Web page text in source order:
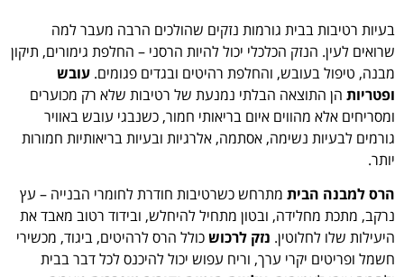
בעיות רטיבות בבית גורמות נזקים שהולכים הרבה מעבר למה
שרואים לעין. הנזק הכלכלי יכול להיות הרסני – החלפת גימורים, תיקון
מבנה, טיפול בעובש, והחלפת רהיטים ובגדים פגומים. עובש
ופטריות הן התוצאה הבלתי נמנעת של רטיבות שלא רק מכוערים
ומסריחים אלא מהווים איום בריאותי חמור, כשנבגי עובש באוויר
גורמים לבעיות נשימה, אסתמה, אלרגיות ובעיות בריאותיות חמורות
יותר.
הרס למבנה הבית מתרחש כשרטיבות חודרת לחומרי הבנייה – עץ
נרקב, מתכת מחלידה, ובטון מתחיל להיחלש, ובידוד רטוב מאבד את
היעילות שלו לחלוטין. נזק לרכושכולל הרס לרהיטים, ביגוד, מכשירי
חשמל ופריטים יקרי ערך, וריח עפוש יכול להיכנס לכל דבר בבית